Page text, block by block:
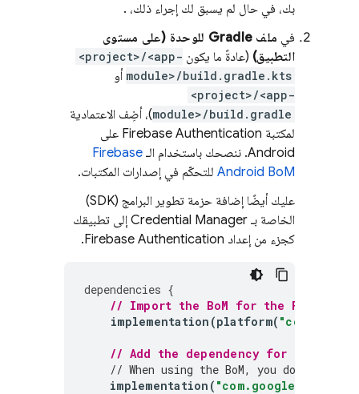
بك، في حال لم يسبق لك إجراء ذلك، .
في
ملف Gradle للوحدة (على مستوى
التطبيق) (عادةً ما يكون <project>/<app-
module>/build.gradle.kts أو
<project>/<app-
module>/build.gradle)، أضِف الاعتمادية
لمكتبة Firebase Authentication على
Android. ننصحك باستخدام الـ
Firebase
Android BoM للتحكّم في إصدارات المكتبات.
عليك أيضًا إضافة حزمة تطوير البرامج (SDK)
الخاصة بـ Credential Manager إلى تطبيقك
كجزء من إعداد Firebase Authentication
.
dependencies {
// Import the BoM for the Firebase
implementation (platform(
// Add the dependency for the
// When using the BoM, you don't
implementation (